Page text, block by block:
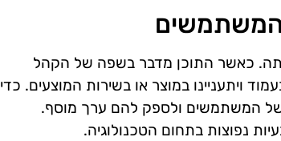
המשתמשים
כאשר התוכן מדבר בשפה של הקהל
ויתעניינו במוצר או בשירות המוצעים. כדי
של המשתמשים ולספק להם ערך מוסף.
נפוצות בתחום הטכנולוגיה.